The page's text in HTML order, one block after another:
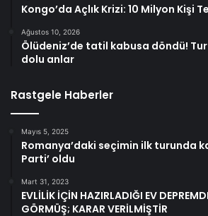
Kongo’da Açlık Krizi: 10 Milyon Kişi
Ağustos 10, 2026
Ölüdeniz’de tatil kabusa döndü!
dolu anlar
Rastgele Haberler
Mayıs 5, 2025
Romanya’daki seçimin ilk turunda
Parti’ oldu
Mart 31, 2023
EVLİLİK İÇİN HAZIRLADIĞI EV
GÖRMÜŞ; KARAR VERİLMİŞTİR